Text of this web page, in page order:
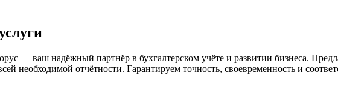
— ваш надёжный партнёр в бухгалтерском учёте и развитии бизнеса.
необходимой отчётности. Гарантируем точность, своевременность и